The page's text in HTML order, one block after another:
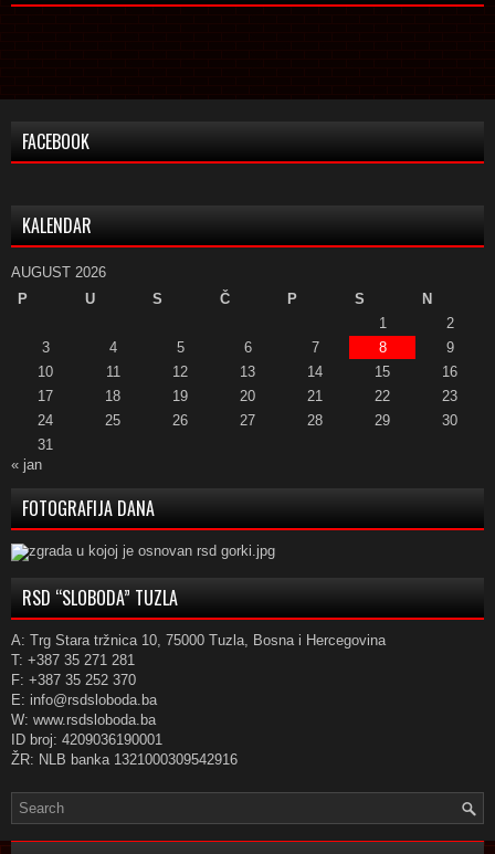
FACEBOOK
KALENDAR
AUGUST 2026
P
U S Č P S
N
1
2
3
4 5 6 7 8
9
10
11 12 13 14 15
16
17
18 19 20 21 22
23
24
25 26 27 28 29
30
31
« jan
FOTOGRAFIJA DANA
RSD “SLOBODA” TUZLA
A: Trg Stara tržnica 10, 75000 Tuzla, Bosna i Hercegovina
T: +387 35 271 281
F: +387 35 252 370
E: info@rsdsloboda.ba
W: www.rsdsloboda.ba
ID broj: 4209036190001
ŽR: NLB banka 1321000309542916